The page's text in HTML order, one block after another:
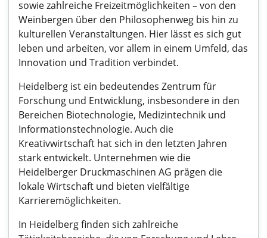
sowie zahlreiche Freizeitmöglichkeiten – von den
Weinbergen über den Philosophenweg bis hin zu
kulturellen Veranstaltungen. Hier lässt es sich gut
leben und arbeiten, vor allem in einem Umfeld, das
Innovation und Tradition verbindet.
Heidelberg ist ein bedeutendes Zentrum für
Forschung und Entwicklung, insbesondere in den
Bereichen Biotechnologie, Medizintechnik und
Informationstechnologie. Auch die
Kreativwirtschaft hat sich in den letzten Jahren
stark entwickelt. Unternehmen wie die
Heidelberger Druckmaschinen AG prägen die
lokale Wirtschaft und bieten vielfältige
Karrieremöglichkeiten.
In Heidelberg finden sich zahlreiche